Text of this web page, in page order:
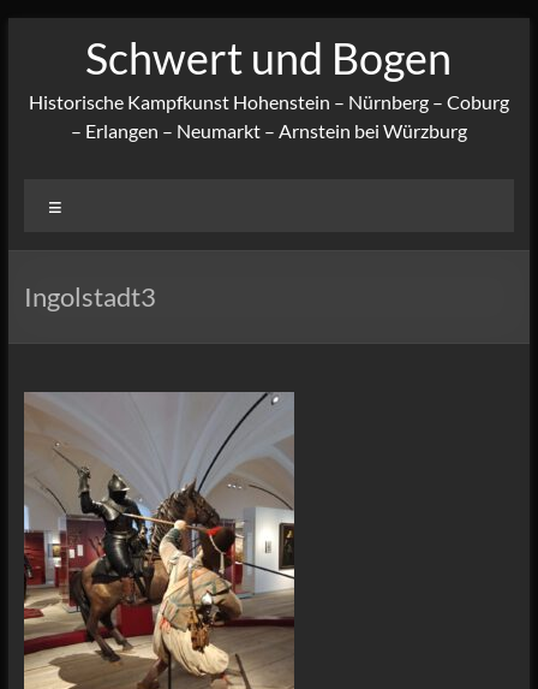
Schwert und Bogen
Historische Kampfkunst Hohenstein – Nürnberg – Coburg
– Erlangen – Neumarkt – Arnstein bei Würzburg
Ingolstadt3